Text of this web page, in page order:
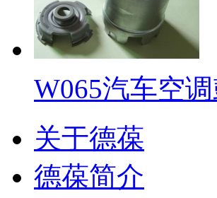
W065汽车空
关于德葆
德葆简介